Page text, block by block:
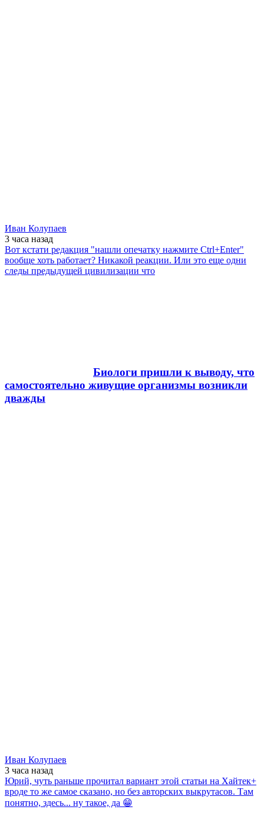
Иван Колупаев
3 часа назад
Вот кстати редакция "нашли опечатку нажмите Ctrl+Enter"
вообще хоть работает? Никакой реакции. Или это еще одни
следы предыдущей цивилизации что
Биологи пришли к выводу, что
самостоятельно живущие организмы возникли
дважды
Иван Колупаев
3 часа назад
Юрий, чуть раньше прочитал вариант этой статьи на Хайтек+
вроде то же самое сказано, но без авторских выкрутасов. Там
понятно, здесь... ну такое, да 😁